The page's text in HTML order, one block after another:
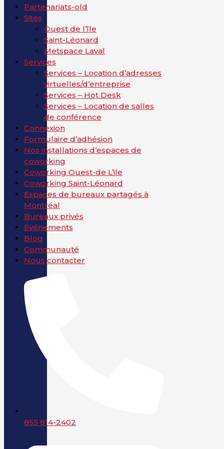
Partenariats-old
Sites
Ouest de l’île
Saint-Léonard
Metspace Laval
Services
Services – Location d’adresses
virtuelles/d’entreprise
Services – Hot Desk
Services – Location de salles
de conférence
Connexion
Formulaire d’adhésion
Nos installations d’espaces de
coworking
Coworking Ouest-de L’ile
Coworking Saint-Léonard
Espaces de bureaux partagés à
Montréal
Bureaux privés
Événements
Blog
Communauté
Nous contacter
855 814-2402